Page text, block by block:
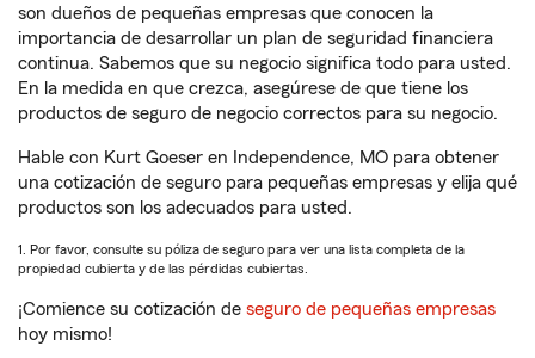
son dueños de pequeñas empresas que conocen la
importancia de desarrollar un plan de seguridad financiera
continua. Sabemos que su negocio significa todo para usted.
En la medida en que crezca, asegúrese de que tiene los
productos de seguro de negocio correctos para su negocio.
Hable con Kurt Goeser en Independence, MO para obtener
una cotización de seguro para pequeñas empresas y elija qué
productos son los adecuados para usted.
1. Por favor, consulte su póliza de seguro para ver una lista completa de la
propiedad cubierta y de las pérdidas cubiertas.
¡Comience su cotización de seguro de pequeñas empresas
hoy mismo!